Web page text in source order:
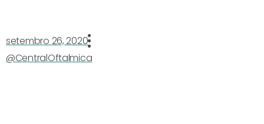
setembro 26, 2020
@CentralOftalmica